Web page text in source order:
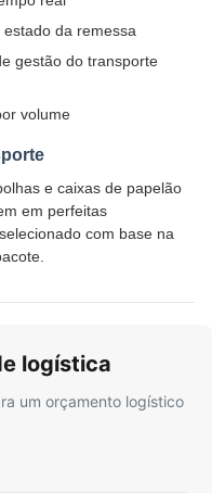
da remessa
gestão do transporte
volume
e caixas de papelão
em perfeitas
com base na
logística
um orçamento logístico